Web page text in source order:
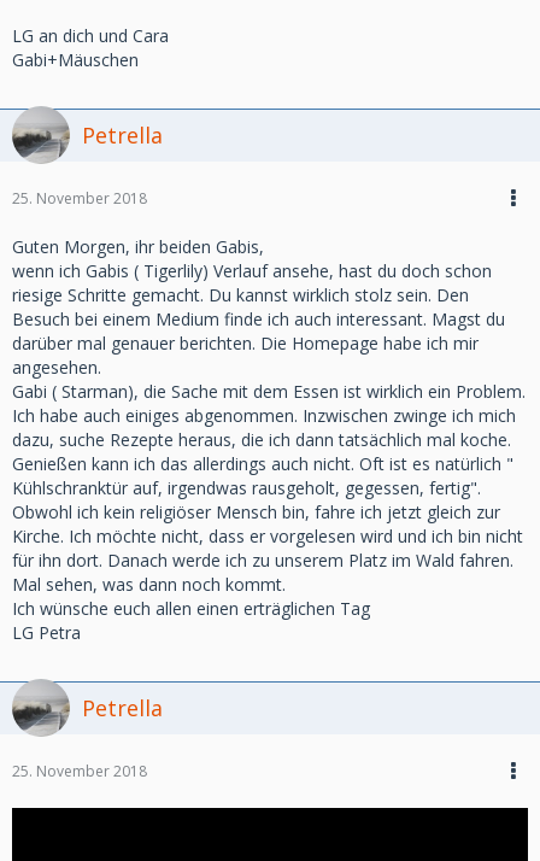
LG an dich und Cara
Gabi+Mäuschen
Petrella
25. November 2018
Guten Morgen, ihr beiden Gabis,
wenn ich Gabis ( Tigerlily) Verlauf ansehe, hast du doch schon
riesige Schritte gemacht. Du kannst wirklich stolz sein. Den
Besuch bei einem Medium finde ich auch interessant. Magst du
darüber mal genauer berichten. Die Homepage habe ich mir
angesehen.
Gabi ( Starman), die Sache mit dem Essen ist wirklich ein Problem.
Ich habe auch einiges abgenommen. Inzwischen zwinge ich mich
dazu, suche Rezepte heraus, die ich dann tatsächlich mal koche.
Genießen kann ich das allerdings auch nicht. Oft ist es natürlich "
Kühlschranktür auf, irgendwas rausgeholt, gegessen, fertig".
Obwohl ich kein religiöser Mensch bin, fahre ich jetzt gleich zur
Kirche. Ich möchte nicht, dass er vorgelesen wird und ich bin nicht
für ihn dort. Danach werde ich zu unserem Platz im Wald fahren.
Mal sehen, was dann noch kommt.
Ich wünsche euch allen einen erträglichen Tag
LG Petra
Petrella
25. November 2018